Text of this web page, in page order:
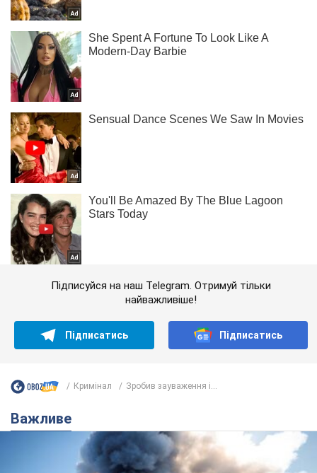
Підписуйся на наш Telegram. Отримуй тільки
найважливіше!
Підписатись Підписатись
Кримінал Зробив зауваження і...
Важливе